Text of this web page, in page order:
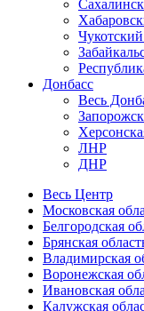
Донбасс
Весь
ЛНР
ДНР
Весь Центр
Московская
Белгородская
Брянская
Владимирская
Воронежская
Ивановская
Калужская